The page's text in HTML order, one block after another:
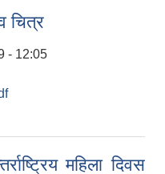
माग सम्बन्धि सूचना
चित्र
- 12:05
महिला दिवस